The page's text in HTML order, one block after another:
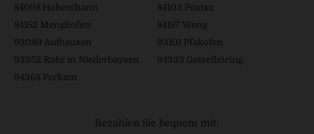
84098 Hohenthann
84103 Postau
84152 Mengkofen
84187 Weng
93089 Aufhausen
93101 Pfakofen
93352 Rohr in Niederbayern
94333 Geiselhöring
94368 Perkam
Bezahlen Sie bequem mit: